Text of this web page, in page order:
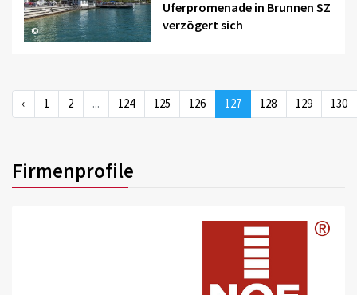
©
Uferpromenade in Brunnen SZ
verzögert sich
‹ 1 2 ... 124 125 126 127 128 129 130
Firmenprofile